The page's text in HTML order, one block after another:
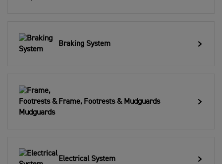
Braking System
Frame, Footrests & Mudguards
Electrical System